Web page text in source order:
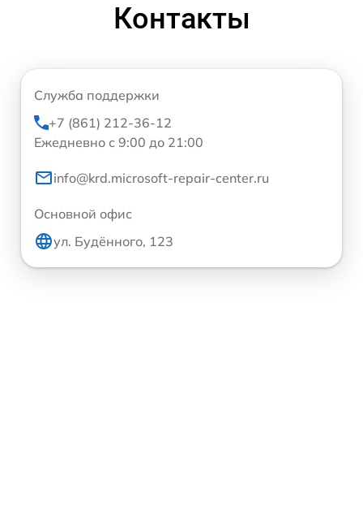
Контакты
Служба поддержки
+7 (861) 212-36-12
Ежедневно с 9:00 до 21:00
info@krd.microsoft-repair-center.ru
Основной офис
ул. Будённого, 123